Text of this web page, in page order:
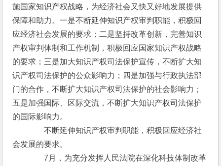
施国家知识产权战略，为经济社会又快又好地发展提供
保障和助力。一是不断延伸知识产权审判职能，积极回
应经济社会发展的要求；二是坚持改革创新，完善知识
产权审判体制和工作机制，积极回应国家知识产权战略
的要求；三是加大知识产权司法保护宣传，不断扩大知
识产权司法保护的公众影响力；四是加强与行政执法部
门的合作，不断扩大知识产权司法保护的社会影响力；
五是加强国际、区际交流，不断扩大知识产权司法保护
的国际影响力。
不断延伸知识产权审判职能，积极回应经济社
会发展的要求。
7月，为充分发挥人民法院在深化科技体制改革